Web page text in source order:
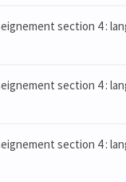
section 4 :
section 4 :
section 4 :